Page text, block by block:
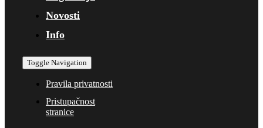
Novosti
Info
Toggle Navigation
Pravila privatnosti
Pristupačnost
stranice